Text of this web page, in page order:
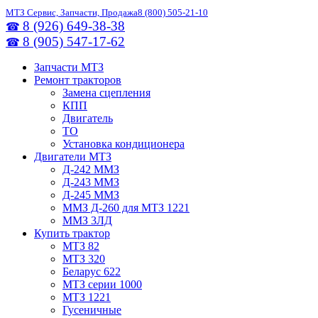
МТЗ Сервис, Запчасти, Продажа8 (800) 505-21-10
☎ 8 (926) 649-38-38
☎ 8 (905) 547-17-62
Запчасти МТЗ
Ремонт тракторов
Замена сцепления
КПП
Двигатель
ТО
Установка кондиционера
Двигатели МТЗ
Д-242 ММЗ
Д-243 ММЗ
Д-245 ММЗ
ММЗ Д-260 для МТЗ 1221
ММЗ 3ЛД
Купить трактор
МТЗ 82
МТЗ 320
Беларус 622
МТЗ серии 1000
МТЗ 1221
Гусеничные